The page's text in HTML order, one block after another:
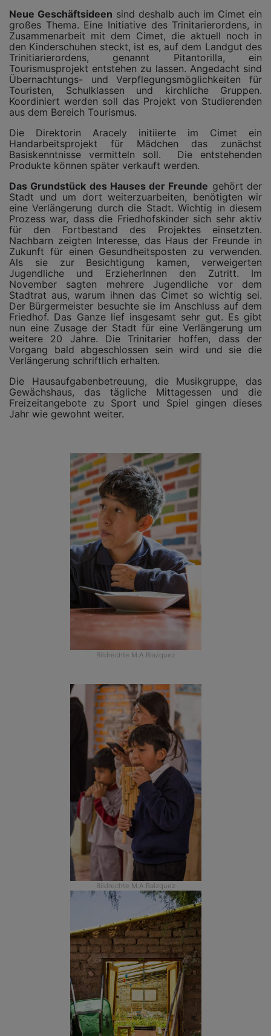
Neue Geschäftsideen sind deshalb auch im Cimet ein
großes Thema. Eine Initiative des Trinitarierordens, in
Zusammenarbeit mit dem Cimet, die aktuell noch in
den Kinderschuhen steckt, ist es, auf dem Landgut des
Trinitiarierordens, genannt Pitantorilla, ein
Tourismusprojekt entstehen zu lassen. Angedacht sind
Übernachtungs- und Verpflegungsmöglichkeiten für
Touristen, Schulklassen und kirchliche Gruppen.
Koordiniert werden soll das Projekt von Studierenden
aus dem Bereich Tourismus.
Die Direktorin Aracely initiierte im Cimet ein
Handarbeitsprojekt für Mädchen das zunächst
Basiskenntnisse vermitteln soll.
Die entstehenden
Produkte können später verkauft werden.
Das Grundstück des Hauses der Freunde gehört der
Stadt und um dort weiterzuarbeiten, benötigten wir
eine Verlängerung durch die Stadt. Wichtig in diesem
Prozess war, dass die Friedhofskinder sich sehr aktiv
für den Fortbestand des Projektes einsetzten.
Nachbarn zeigten Interesse, das Haus der Freunde in
Zukunft für einen Gesundheitsposten zu verwenden.
Als sie zur Besichtigung kamen, verweigerten
Jugendliche und ErzieherInnen den Zutritt. Im
November sagten mehrere Jugendliche vor dem
Stadtrat aus, warum ihnen das Cimet so wichtig sei.
Der Bürgermeister besuchte sie im Anschluss auf dem
Friedhof. Das Ganze lief insgesamt sehr gut. Es gibt
nun eine Zusage der Stadt für eine Verlängerung um
weitere 20 Jahre. Die Trinitarier hoffen, dass der
Vorgang bald abgeschlossen sein wird und sie die
Verlängerung schriftlich erhalten.
Die Hausaufgabenbetreuung, die Musikgruppe, das
Gewächshaus, das tägliche Mittagessen und die
Freizeitangebote zu Sport und Spiel gingen dieses
Jahr wie gewohnt weiter.
Bildrechte M.A.Blazquez
Bildrechte M.A.Balzquez